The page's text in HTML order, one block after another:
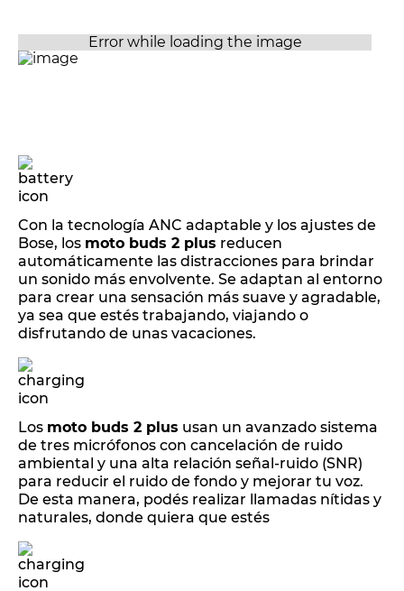
Con la tecnología ANC adaptable y los ajustes de
Bose, los moto buds 2 plus reducen
automáticamente las distracciones para brindar
un sonido más envolvente. Se adaptan al entorno
para crear una sensación más suave y agradable,
ya sea que estés trabajando, viajando o
disfrutando de unas vacaciones.
Los moto buds 2 plus usan un avanzado sistema
de tres micrófonos con cancelación de ruido
ambiental y una alta relación señal-ruido (SNR)
para reducir el ruido de fondo y mejorar tu voz.
De esta manera, podés realizar llamadas nítidas y
naturales, donde quiera que estés